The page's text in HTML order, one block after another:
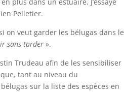
Pelletier.
on veut garder les bélugas dans le
sans tarder ».
Trudeau afin de les sensibiliser
tant au niveau du
sur la liste des espèces en